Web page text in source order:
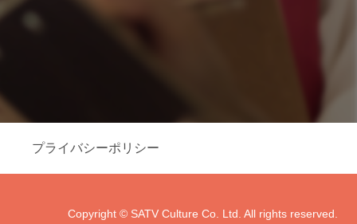
プライバシーポリシー
Copyright © SATV Culture Co. Ltd. All rights reserved.